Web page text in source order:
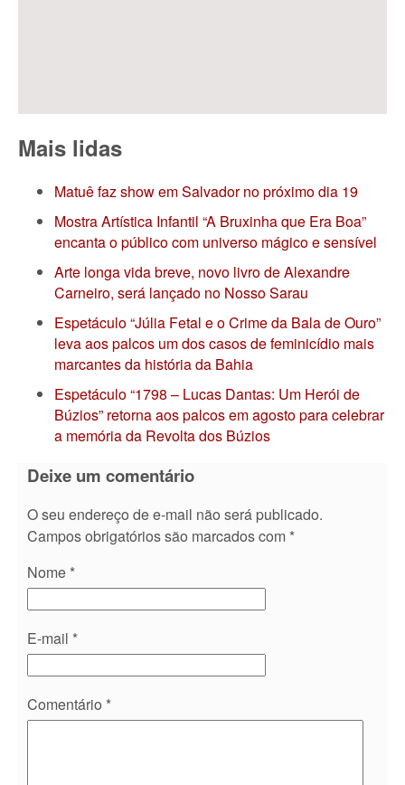
Mais lidas
Matuê faz show em Salvador no próximo dia 19
Mostra Artística Infantil “A Bruxinha que Era Boa”
encanta o público com universo mágico e sensível
Arte longa vida breve, novo livro de Alexandre
Carneiro, será lançado no Nosso Sarau
Espetáculo “Júlia Fetal e o Crime da Bala de Ouro”
leva aos palcos um dos casos de feminicídio mais
marcantes da história da Bahia
Espetáculo “1798 – Lucas Dantas: Um Herói de
Búzios” retorna aos palcos em agosto para celebrar
a memória da Revolta dos Búzios
Deixe um comentário
O seu endereço de e-mail não será publicado.
Campos obrigatórios são marcados com *
Nome *
E-mail *
Comentário *